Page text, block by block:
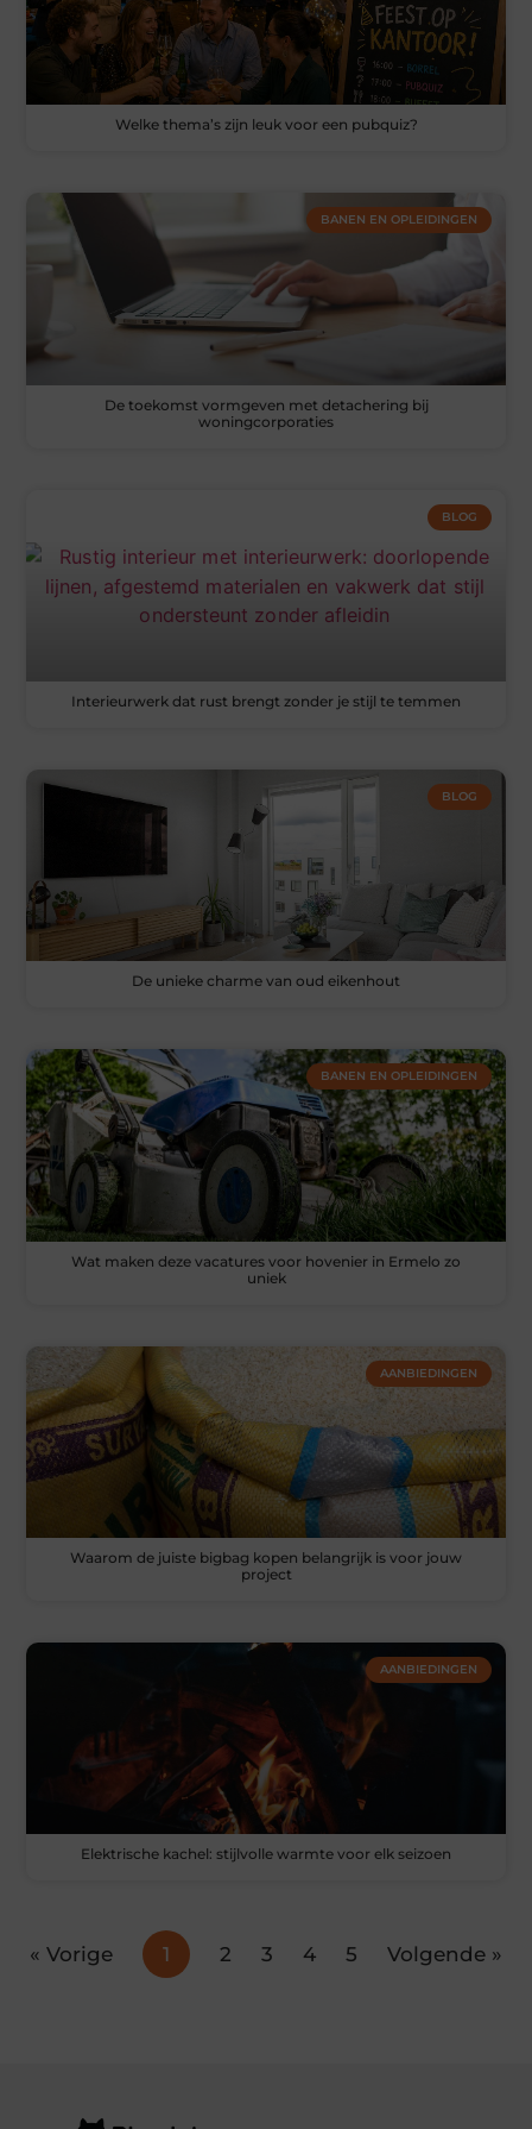
Welke thema’s zijn leuk voor een pubquiz?
BANEN EN OPLEIDINGEN
De toekomst vormgeven met detachering bij
woningcorporaties
BLOG
Interieurwerk dat rust brengt zonder je stijl te temmen
BLOG
De unieke charme van oud eikenhout
BANEN EN OPLEIDINGEN
Wat maken deze vacatures voor hovenier in Ermelo zo
uniek
AANBIEDINGEN
Waarom de juiste bigbag kopen belangrijk is voor jouw
project
AANBIEDINGEN
Elektrische kachel: stijlvolle warmte voor elk seizoen
« Vorige 1 2 3 4 5 Volgende »